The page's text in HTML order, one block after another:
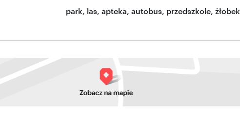
park, las, apteka, autobus, przedszkole, żłobek